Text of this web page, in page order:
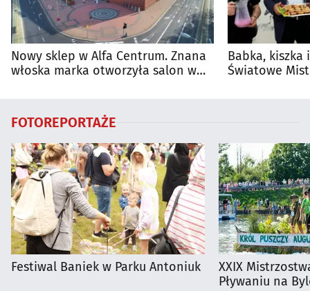
Nowy sklep w Alfa Centrum. Znana
włoska marka otworzyła salon w
Babka, kiszka
Światowe
FOTOREPORTAŻE
Festiwal Baniek w Parku Antoniuk
XXIX
Pływaniu na